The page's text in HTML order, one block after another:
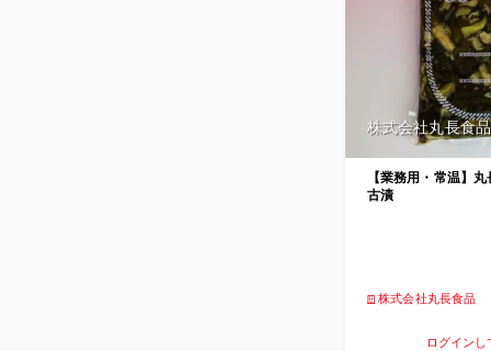
株式会社丸長食品
【業務用・常温】
古漬
株式会社丸長食品
ログイン